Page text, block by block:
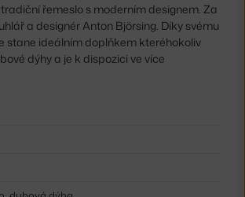
řemeslo s moderním designem. Za
a designér Anton Björsing. Díky svému
stane ideálním doplňkem kteréhokoliv
dýhy a je k dispozici ve více